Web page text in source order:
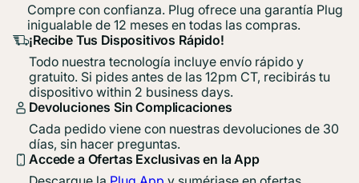
Compre con confianza. Plug ofrece una garantía Plug
inigualable de 12 meses en todas las compras.
¡Recibe Tus Dispositivos Rápido!
Todo nuestra tecnología incluye envío rápido y
gratuito. Si pides antes de las 12pm CT, recibirás tu
dispositivo within 2 business days.
Devoluciones Sin Complicaciones
Cada pedido viene con nuestras devoluciones de 30
días, sin hacer preguntas.
Accede a Ofertas Exclusivas en la App